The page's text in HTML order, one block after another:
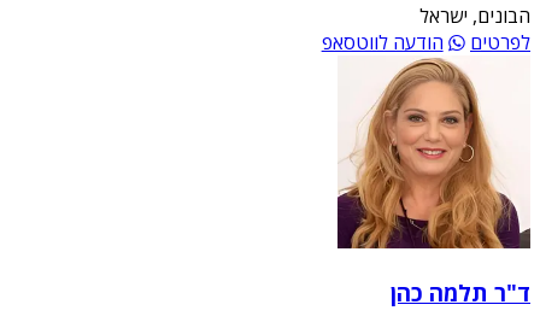
הבונים, ישראל
לפרטים
הודעה לווטסאפ
ד"ר תלמה כהן